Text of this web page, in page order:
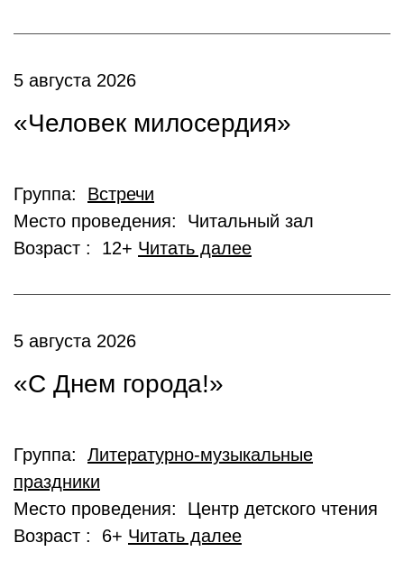
5 августа 2026
«Человек милосердия»
Группа: Встречи
Место проведения: Читальный зал
Возраст : 12+ Читать далее
5 августа 2026
«С Днем города!»
Группа: Литературно-музыкальные
праздники
Место проведения: Центр детского чтения
Возраст : 6+ Читать далее